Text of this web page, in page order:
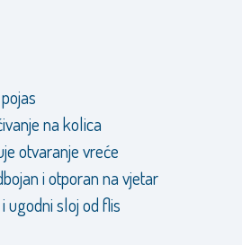
na kolica
otvaranje vreće
i otporan na vjetar
ugodni sloj od flis